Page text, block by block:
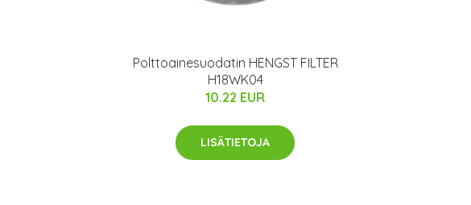
Polttoainesuodatin HENGST FILTER
H18WK04
10.22 EUR
LISÄTIETOJA